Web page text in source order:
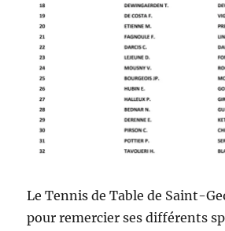
Le Tennis de Table de Saint-
pour remercier ses différents